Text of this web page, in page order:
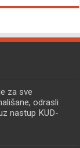
za sve
odrasli
nastup KUD-